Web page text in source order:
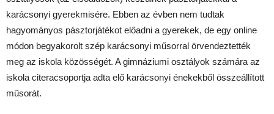
karácsonyi gyerekmisére. Ebben az évben nem tudtak
hagyományos pásztorjátékot előadni a gyerekek, de egy online
módon begyakorolt szép karácsonyi műsorral örvendeztették
meg az iskola közösségét. A gimnáziumi osztályok számára az
iskola citeracsoportja adta elő karácsonyi énekekből összeállított
műsorát.